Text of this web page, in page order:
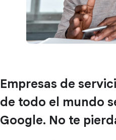
Empresas de
de todo el mundo
Google. No te